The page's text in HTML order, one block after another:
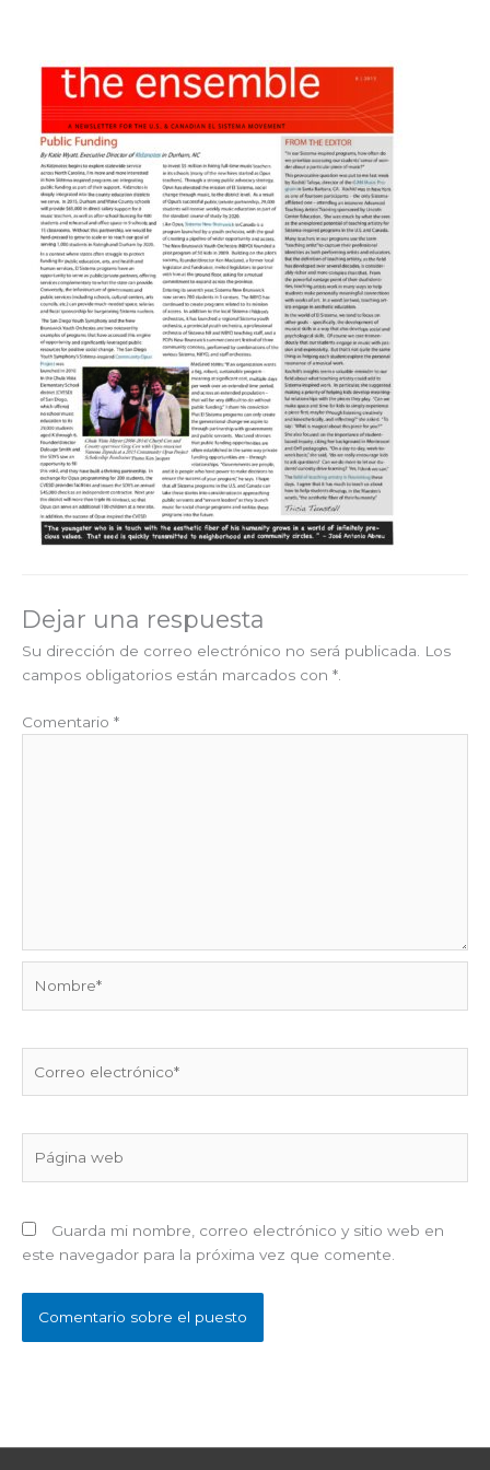
Dejar una respuesta
Su dirección de correo electrónico no será publicada.
Los
campos obligatorios están marcados con *
Comentario *
electrónico*
web
Guarda mi nombre, correo electrónico y sitio web en
este navegador para la próxima vez que comente.